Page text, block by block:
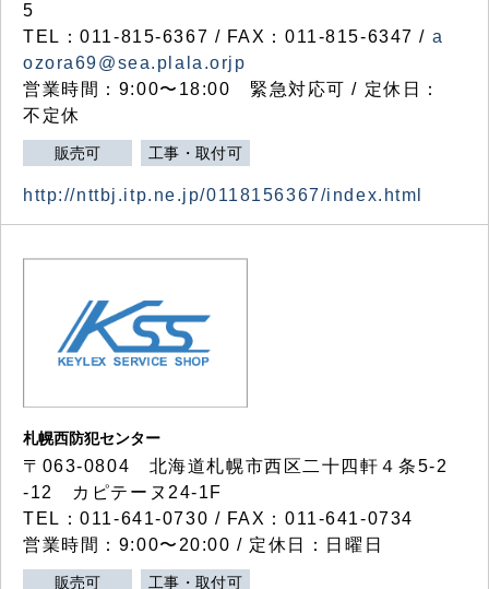
5
TEL：011-815-6367 / FAX：011-815-6347 / a
ozora69@sea.plala.orjp
営業時間：9:00〜18:00 緊急対応可 / 定休日：
不定休
販売可 工事・取付可
http://nttbj.itp.ne.jp/0118156367/index.html
札幌西防犯センター
〒063-0804 北海道札幌市西区二十四軒４条5-2
-12 カピテーヌ24-1F
TEL：011-641-0730 / FAX：011-641-0734
営業時間：9:00〜20:00 / 定休日：日曜日
販売可 工事・取付可